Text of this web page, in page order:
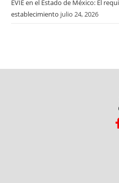
EVIE en el Estado de México: El
establecimiento julio 24, 2026